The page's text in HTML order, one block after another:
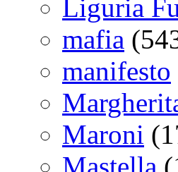
Liguria
mafia
manifesto
Maroni